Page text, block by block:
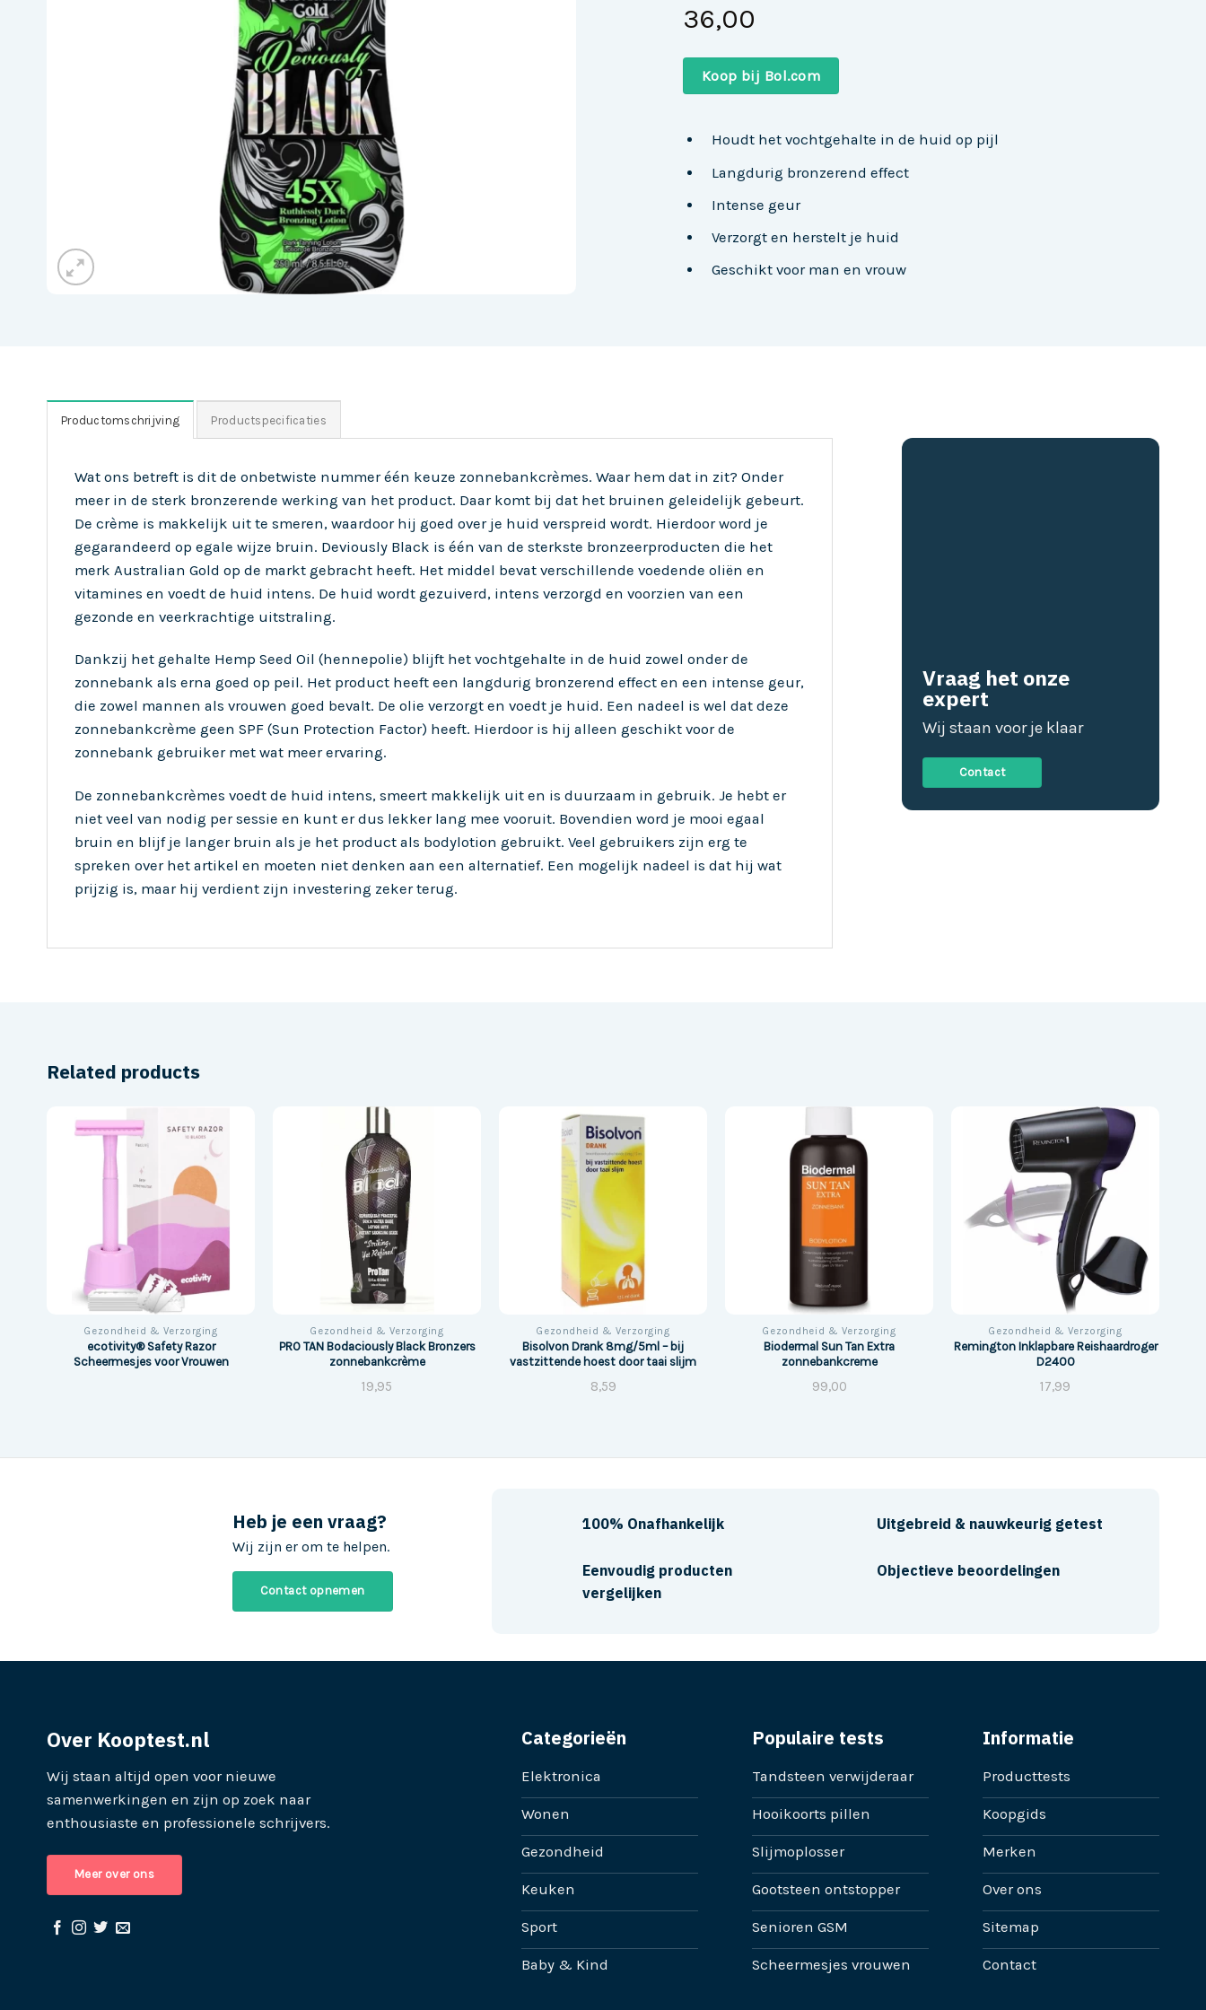
36,00
Koop bij Bol.com
Houdt het vochtgehalte in de huid op pijl
Langdurig bronzerend effect
Intense geur
Verzorgt en herstelt je huid
Geschikt voor man en vrouw
Productomschrijving Productspecificaties
Wat ons betreft is dit de onbetwiste nummer één keuze zonnebankcrèmes. Waar hem dat in zit? Onder
meer in de sterk bronzerende werking van het product. Daar komt bij dat het bruinen geleidelijk gebeurt.
De crème is makkelijk uit te smeren, waardoor hij goed over je huid verspreid wordt. Hierdoor word je
gegarandeerd op egale wijze bruin. Deviously Black is één van de sterkste bronzeerproducten die het
merk Australian Gold op de markt gebracht heeft. Het middel bevat verschillende voedende oliën en
vitamines en voedt de huid intens. De huid wordt gezuiverd, intens verzorgd en voorzien van een
gezonde en veerkrachtige uitstraling.
Dankzij het gehalte Hemp Seed Oil (hennepolie) blijft het vochtgehalte in de huid zowel onder de
zonnebank als erna goed op peil. Het product heeft een langdurig bronzerend effect en een intense geur,
die zowel mannen als vrouwen goed bevalt. De olie verzorgt en voedt je huid. Een nadeel is wel dat deze
zonnebankcrème geen SPF (Sun Protection Factor) heeft. Hierdoor is hij alleen geschikt voor de
zonnebank gebruiker met wat meer ervaring.
De zonnebankcrèmes voedt de huid intens, smeert makkelijk uit en is duurzaam in gebruik. Je hebt er
niet veel van nodig per sessie en kunt er dus lekker lang mee vooruit. Bovendien word je mooi egaal
bruin en blijf je langer bruin als je het product als bodylotion gebruikt. Veel gebruikers zijn erg te
spreken over het artikel en moeten niet denken aan een alternatief. Een mogelijk nadeel is dat hij wat
prijzig is, maar hij verdient zijn investering zeker terug.
Vraag het onze
expert
Wij staan voor je klaar
Contact
Related products
Gezondheid & Verzorging
ecotivity® Safety Razor
Scheermesjes voor Vrouwen
Gezondheid & Verzorging
PRO TAN Bodaciously Black Bronzers
zonnebankcrème
19,95
Gezondheid & Verzorging
Bisolvon Drank 8mg/5ml – bij
vastzittende hoest door taai slijm
8,59
Gezondheid & Verzorging
Biodermal Sun Tan Extra
zonnebankcreme
99,00
Gezondheid & Verzorging
Remington Inklapbare Reishaardroger
D2400
17,99
Heb je een vraag?
Wij zijn er om te helpen.
Contact opnemen
100% Onafhankelijk
Eenvoudig producten
vergelijken
Uitgebreid & nauwkeurig getest
Objectieve beoordelingen
Over Kooptest.nl
Wij staan altijd open voor nieuwe
samenwerkingen en zijn op zoek naar
enthousiaste en professionele schrijvers.
Meer over ons
Categorieën
Elektronica
Wonen
Gezondheid
Keuken
Sport
Baby & Kind
Populaire tests
Tandsteen verwijderaar
Hooikoorts pillen
Slijmoplosser
Gootsteen ontstopper
Senioren GSM
Scheermesjes vrouwen
Informatie
Producttests
Koopgids
Merken
Over ons
Sitemap
Contact